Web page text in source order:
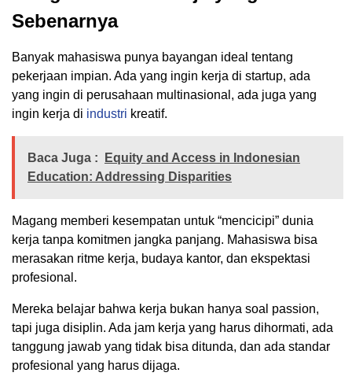
Sebenarnya
Banyak mahasiswa punya bayangan ideal tentang
pekerjaan impian. Ada yang ingin kerja di startup, ada
yang ingin di perusahaan multinasional, ada juga yang
ingin kerja di industri kreatif.
Baca Juga :
Equity and Access in Indonesian
Education: Addressing Disparities
Magang memberi kesempatan untuk “mencicipi” dunia
kerja tanpa komitmen jangka panjang. Mahasiswa bisa
merasakan ritme kerja, budaya kantor, dan ekspektasi
profesional.
Mereka belajar bahwa kerja bukan hanya soal passion,
tapi juga disiplin. Ada jam kerja yang harus dihormati, ada
tanggung jawab yang tidak bisa ditunda, dan ada standar
profesional yang harus dijaga.